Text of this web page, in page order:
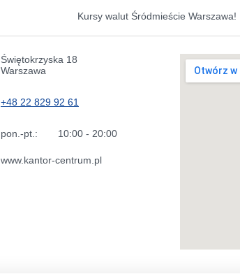
Kursy walut Śródmieście Warszawa!
Świętokrzyska 18
Warszawa
+48 22 829 92 61
pon.-pt.: 10:00 - 20:00
www.kantor-centrum.pl